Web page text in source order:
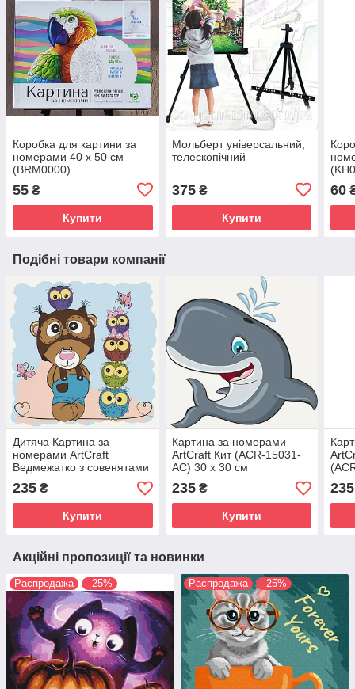
Коробка для картини за
номерами 40 х 50 см
(BRM0000)
55 ₴
Купити
Мольберт універсальний,
телескопічний
375₴
Купити
60
Подібні товари компанії
Дитяча Картина за
номерами ArtCraft
Ведмежатко з совенятами
(ACR-15564-AC) 30 х 30
см
235 ₴
Купити
Картина за номерами
ArtCraft Кит (ACR-15031-
AC) 30 х 30 см
235₴
Купити
см
235
Акційні пропозиції та новинки
Распродажа –25% Распродажа –25%